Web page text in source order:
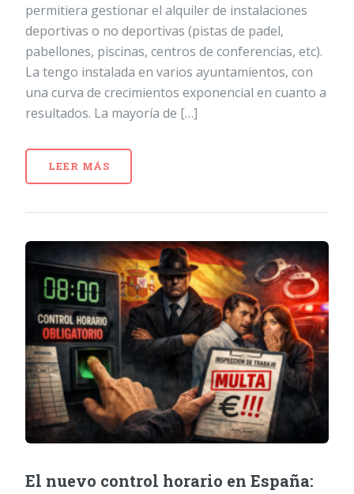
permitiera gestionar el alquiler de instalaciones
deportivas o no deportivas (pistas de padel,
pabellones, piscinas, centros de conferencias, etc).
La tengo instalada en varios ayuntamientos, con
una curva de crecimientos exponencial en cuanto a
resultados. La mayoría de […]
LEER MÁS
El nuevo control horario en España: